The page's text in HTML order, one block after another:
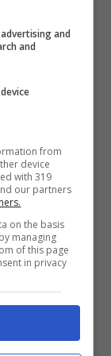
Fuoristrada.it
è al
da 3,0
ad un
167
la
di
di
siamo di
and
and
from
device
with 319
our partners
on the basis
managing
of this page
in privacy